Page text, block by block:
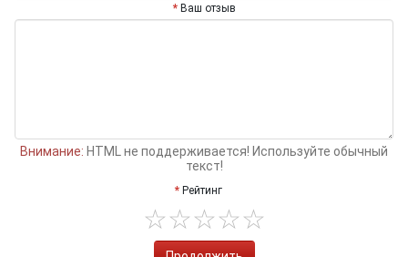
Ваш отзыв
Внимание: HTML не поддерживается! Используйте обычный
текст!
Рейтинг